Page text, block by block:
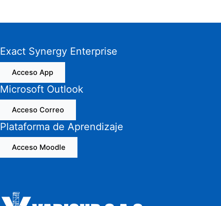
Exact Synergy Enterprise
Acceso App
Microsoft Outlook
Acceso Correo
Plataforma de Aprendizaje
Acceso Moodle